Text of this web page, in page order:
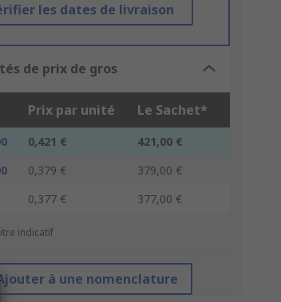
les dates de livraison
de prix de gros
Prix par unité Le Sachet*
0,421 €
421,00 €
0,379 €
379,00 €
0,377 € 377,00 €
indicatif
à une nomenclature